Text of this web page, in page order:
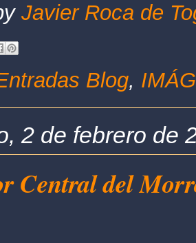
Javier Roca de
Blog,
2 de febrero de
Central del